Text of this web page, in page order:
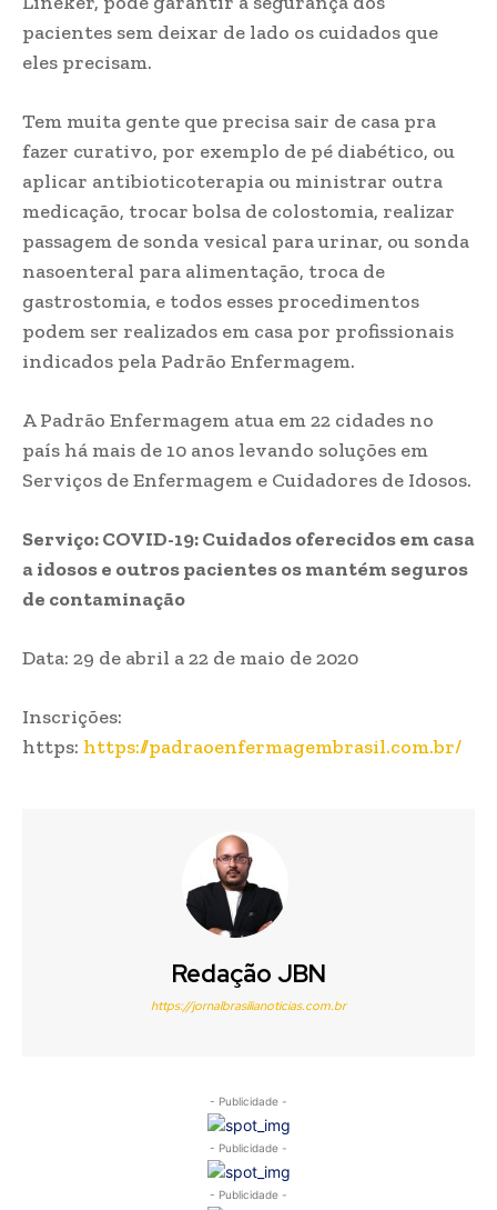
pacientes sem deixar de lado os cuidados que
eles precisam.
Tem muita gente que precisa sair de casa pra
fazer curativo, por exemplo de pé diabético, ou
aplicar antibioticoterapia ou ministrar outra
medicação, trocar bolsa de colostomia, realizar
passagem de sonda vesical para urinar, ou sonda
nasoenteral para alimentação, troca de
gastrostomia, e todos esses procedimentos
podem ser realizados em casa por profissionais
indicados pela Padrão Enfermagem.
A Padrão Enfermagem atua em 22 cidades no
país há mais de 10 anos levando soluções em
Serviços de Enfermagem e Cuidadores de Idosos.
Serviço: COVID-19: Cuidados oferecidos em casa
a idosos e outros pacientes os mantém seguros
de contaminação
Data: 29 de abril a 22 de maio de 2020
Inscrições:
https: https://padraoenfermagembrasil.com.br/
Redação JBN
https://jornalbrasilianoticias.com.br
- Publicidade -
- Publicidade -
- Publicidade -